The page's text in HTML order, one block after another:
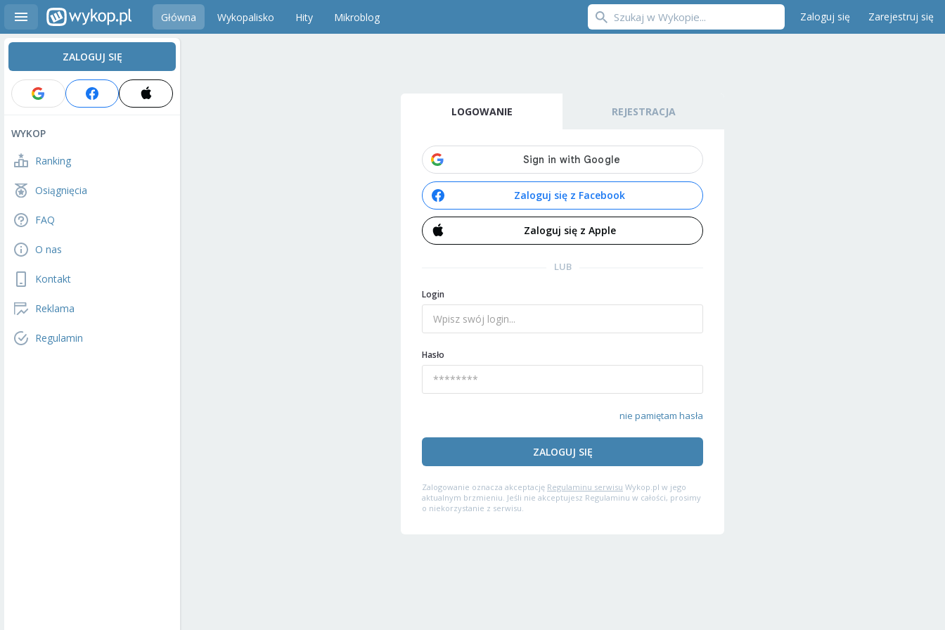
Główna Wykopalisko Hity Mikroblog Zaloguj się Zarejestruj się
ZALOGUJ SIĘ
WYKOP
Ranking
Osiągnięcia
FAQ
O nas
Kontakt
Reklama
Regulamin
LOGOWANIE REJESTRACJA
Zaloguj się z Facebook
Zaloguj się z Apple
LUB
Login
Hasło
nie pamiętam hasła
ZALOGUJ SIĘ
Zalogowanie oznacza akceptację Regulaminu serwisu Wykop.pl w jego
aktualnym brzmieniu. Jeśli nie akceptujesz Regulaminu w całości, prosimy
o niekorzystanie z serwisu.